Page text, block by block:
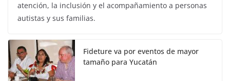
atención, la inclusión y el acompañamiento a personas
autistas y sus familias.
Fideture va por eventos de mayor
tamaño para Yucatán